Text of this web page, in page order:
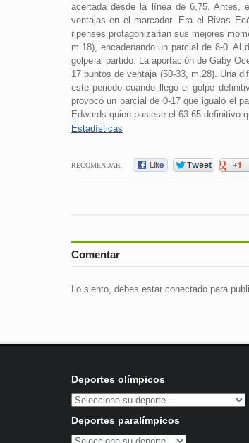
acertada desde la línea de 6,75. Antes,
ventajas en el marcador. Era el Rivas
ripenses protagonizarían sus mejores
m.18), encadenando un parcial de 8-0.
golpe al partido. La aportación de Gaby
17 puntos de ventaja (50-33, m.28). Una
este periodo cuando llegó el golpe
provocó un parcial de 0-17 que igualó el
Edwards quien pusiese el 63-65 definitivo
Estadísticas
RECOMENDAR
Comentar
Lo siento, debes estar conectadopara
Deportes olímpicos
Deportes paralímpicos